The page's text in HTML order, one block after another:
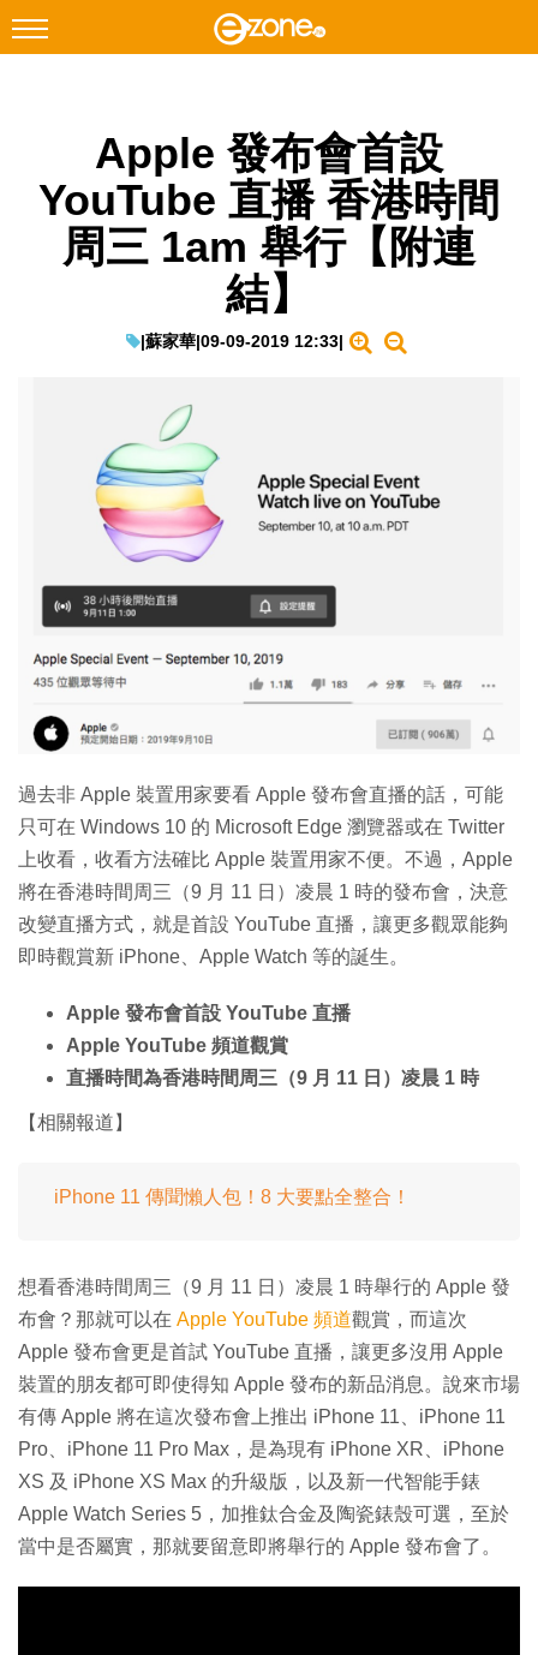
Facebook Instagram
科技焦點
網絡生活
生成式AI與雲端應用
Enterprise Digital Transformation
Apple 發布會首設
YouTube 直播 香港時間
周三 1am 舉行【附連
結】
|蘇家華|09-09-2019 12:33|
過去非 Apple 裝置用家要看 Apple 發布會直播的話，可能
只可在 Windows 10 的 Microsoft Edge 瀏覽器或在 Twitter
上收看，收看方法確比 Apple 裝置用家不便。不過，Apple
將在香港時間周三（9 月 11 日）凌晨 1 時的發布會，決意
改變直播方式，就是首設 YouTube 直播，讓更多觀眾能夠
即時觀賞新 iPhone、Apple Watch 等的誕生。
Apple 發布會首設 YouTube 直播
Apple YouTube 頻道觀賞
直播時間為香港時間周三（9 月 11 日）凌晨 1 時
【相關報道】
iPhone 11 傳聞懶人包！8 大要點全整合！
想看香港時間周三（9 月 11 日）凌晨 1 時舉行的 Apple 發
布會？那就可以在 Apple YouTube 頻道觀賞，而這次
Apple 發布會更是首試 YouTube 直播，讓更多沒用 Apple
裝置的朋友都可即使得知 Apple 發布的新品消息。說來市場
有傳 Apple 將在這次發布會上推出 iPhone 11、iPhone 11
Pro、iPhone 11 Pro Max，是為現有 iPhone XR、iPhone
XS 及 iPhone XS Max 的升級版，以及新一代智能手錶
Apple Watch Series 5，加推鈦合金及陶瓷錶殼可選，至於
當中是否屬實，那就要留意即將舉行的 Apple 發布會了。